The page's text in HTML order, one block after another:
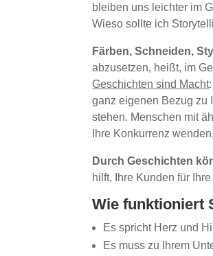
bleiben uns leichter im
Wieso sollte ich
Färben, Schneiden,
abzusetzen, heißt, im
Geschichten sind Macht
ganz eigenen Bezug zu
stehen. Menschen mit
Ihre Konkurrenz
Durch Geschichten
hilft, Ihre Kunden für
Wie funktioniert
Es spricht Herz und
Es muss zu Ihrem